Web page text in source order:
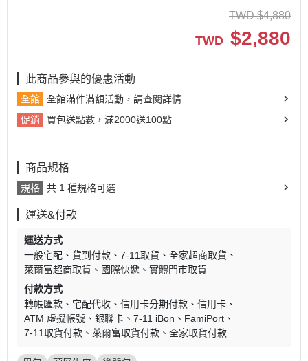
TWD $4,880
TWD $2,880
此商品參與的優惠活動
全館
全館滿件滿額活動，請查閱詳情
促銷
買包送點數，滿2000送100點
商品規格
規格 共 1 種規格可選
運送&付款
運送方式
一般宅配
貨到付款 7-11取貨
全家超商取貨
萊爾富超商取貨
國際快遞
實體門市取貨
付款方式
轉帳匯款
宅配代收 信用卡分期付款
信用卡
ATM 虛擬帳號
銀聯卡 7-11 iBon
FamiPort
7-11取貨付款
萊爾富取貨付款 全家取貨付款